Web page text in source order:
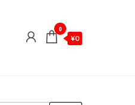
0
¥0